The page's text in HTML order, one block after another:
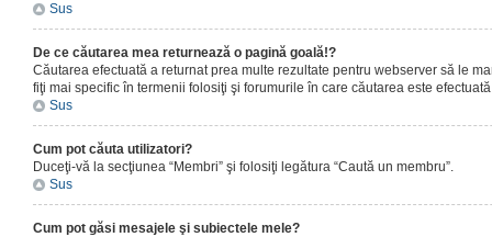
Sus
De ce căutarea mea returnează o pagină goală!?
Căutarea efectuată a returnat prea multe rezultate pentru webserver să le
fiţi mai specific în termenii folosiţi şi forumurile în care căutarea este
Sus
Cum pot căuta utilizatori?
Duceţi-vă la secţiunea “Membri” şi folosiţi legătura “Caută un membru”.
Sus
Cum pot găsi mesajele şi subiectele mele?